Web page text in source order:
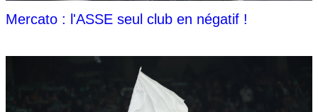
Mercato : l'ASSE seul club en négatif !